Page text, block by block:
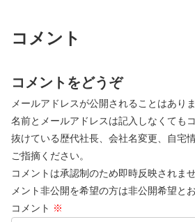
コメント
コメントをどうぞ
メールアドレスが公開されることはありま
名前とメールアドレスは記入しなくても
抜けている歴代社長、会社名変更、自宅
ご指摘ください。
コメントは承認制のため即時反映されま
メント非公開を希望の方は非公開希望と
コメント ※